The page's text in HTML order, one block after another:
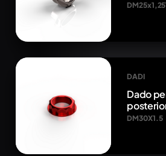
DADI
Dado
DM30X1.5